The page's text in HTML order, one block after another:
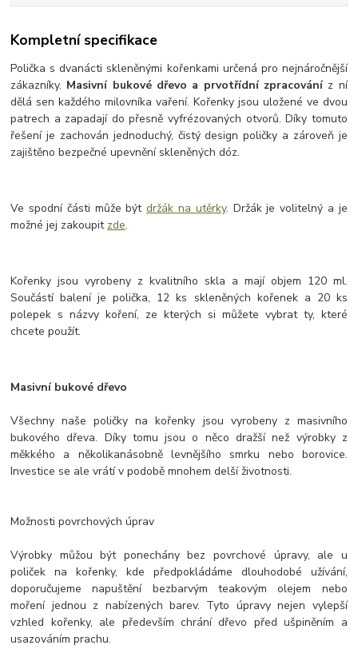
Kompletní specifikace
Polička s dvanácti skleněnými kořenkami určená pro nejnáročnější
zákazníky. Masivní bukové dřevo a prvotřídní zpracováníz ní
dělá sen každého milovníka vaření. Kořenky jsou uložené ve dvou
patrech a zapadají do přesně vyfrézovaných otvorů. Díky tomuto
řešení je zachován jednoduchý, čistý design poličky a zároveň je
zajištěno bezpečné upevnění skleněných dóz.
Ve spodní části může býtdržák na utěrky. Držák je volitelný a je
možné jej zakoupit zde.
Kořenky jsou vyrobeny z kvalitního skla a mají objem 120 ml.
Součástí balení je polička, 12 ks skleněných kořenek a 20 ks
polepek s názvy koření, ze kterých si můžete vybrat ty, které
chcete použít.
Masivní bukové dřevo
Všechny naše poličky na kořenky jsou vyrobeny z masivního
bukového dřeva. Díky tomu jsou o něco dražší než výrobky z
měkkého a několikanásobně levnějšího smrku nebo borovice.
Investice se ale vrátí v podobě mnohem delší životnosti.
Možnosti povrchových úprav
Výrobky můžou být ponechány bez povrchové úpravy, ale u
poliček na kořenky, kde předpokládáme dlouhodobé užívání,
doporučujeme napuštění bezbarvým teakovým olejem nebo
moření jednou z nabízených barev. Tyto úpravy nejen vylepší
vzhled kořenky, ale především chrání dřevo před ušpiněním a
usazováním prachu.